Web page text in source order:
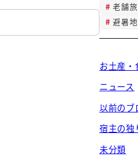
老舗
避暑地
お土産・
ニュース
以前のブ
宿主の独
未分類